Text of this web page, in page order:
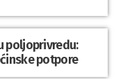
poljoprivredu:
potpore